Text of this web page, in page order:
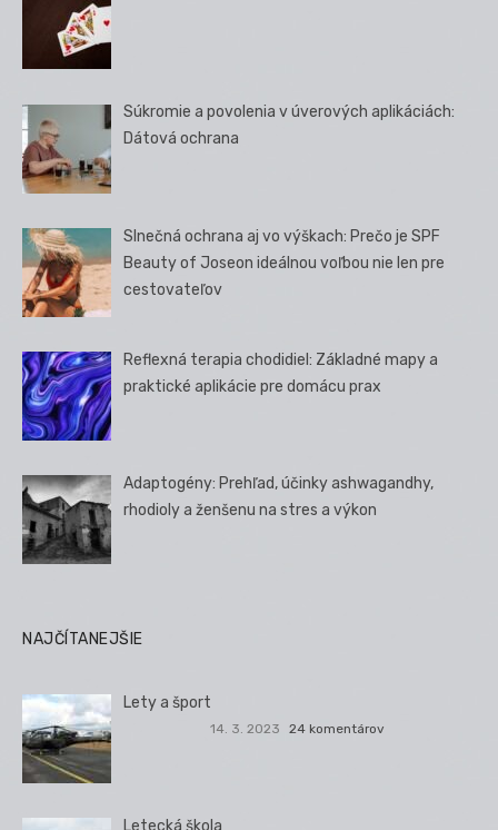
Súkromie a povolenia v úverových aplikáciách:
Dátová ochrana
Slnečná ochrana aj vo výškach: Prečo je SPF
Beauty of Joseon ideálnou voľbou nie len pre
cestovateľov
Reflexná terapia chodidiel: Základné mapy a
praktické aplikácie pre domácu prax
Adaptogény: Prehľad, účinky ashwagandhy,
rhodioly a ženšenu na stres a výkon
NAJČÍTANEJŠIE
Lety a šport
14. 3. 2023 24 komentárov